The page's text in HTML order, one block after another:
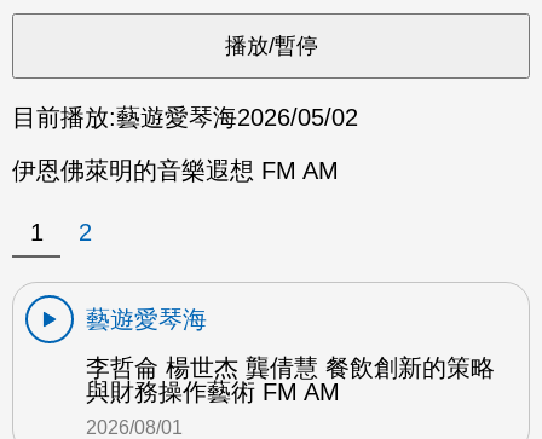
目前播放:藝遊愛琴海2026/05/02
伊恩佛萊明的音樂遐想 FM AM
1 2
藝遊愛琴海
李哲侖 楊世杰 龔倩慧 餐飲創新的策略
與財務操作藝術 FM AM
2026/08/01